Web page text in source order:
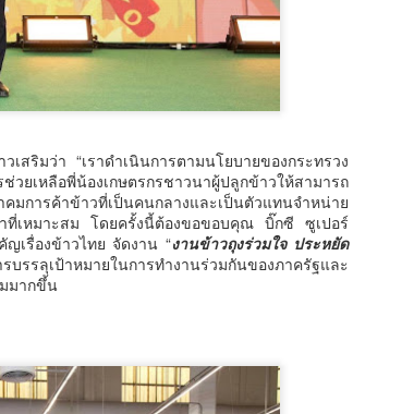
วเสริมว่า “เราดำเนินการตามนโยบายของกระทรวง
เหลือพี่น้องเกษตรกรชาวนาผู้ปลูกข้าวให้สามารถ
มการค้าข้าวที่เป็นคนกลางและเป็นตัวแทนจำหน่าย
ที่เหมาะสม โดยครั้งนี้ต้องขอขอบคุณ บิ๊กซี ซูเปอร์
เรื่องข้าวไทย จัดงาน “งานข้าวถุงร่วมใจ ประหยัด
รรลุเป้าหมายในการทำงานร่วมกันของภาครัฐและ
มากขึ้น
ยงเหนือ Money
มุ่งเน้นการเป็น
รื่องง่าย พร้อมมอบ
งต่างกัน ไม่
รใช้ที่นอนแบบ
เหมาะกับสรีระ
อมต้องการที่นอนที่
ละเหตุผลที่หลาย
ดแว่น ก็ตรวจวัด
ขับเคลื่อน
งสู่สังคม
ส่งเสริมคุณธรรม